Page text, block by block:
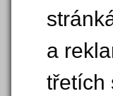
a
třetích